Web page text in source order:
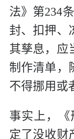
法》第234
封、扣押、
其孳息，应
制作清单，
不得挪用或
事实上，《
定了没收财